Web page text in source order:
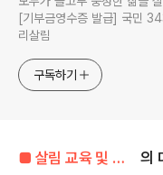
[기부금영수증 발급] 국민
리살림
구독하기
■ 살림 교육 및 행사 공지 ■ 의